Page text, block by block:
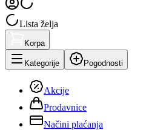
Lista želja
Korpa
Kategorije Pogodnosti
Akcije
Prodavnice
Načini plaćanja